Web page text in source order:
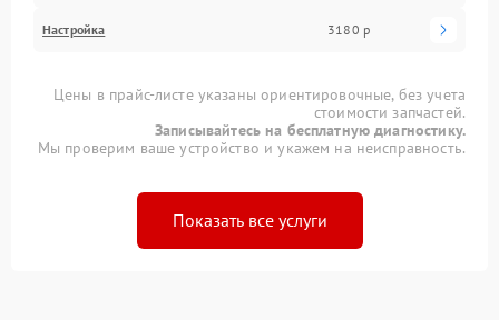
Настройка 3180 р
Цены в прайс-листе указаны ориентировочные, без учета
стоимости запчастей.
Записывайтесь на бесплатную диагностику.
Мы проверим ваше устройство и укажем на неисправность.
Показать все услуги